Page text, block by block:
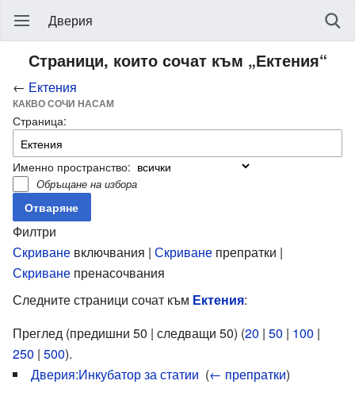
Дверия
Страници, които сочат към „Ектения“
← Ектения
КАКВО СОЧИ НАСАМ
Страница:
Именно пространство:
Обръщане на избора
Филтри
Скриване включвания | Скриване препратки |
Скриване пренасочвания
Следните страници сочат към Ектения:
Преглед (предишни 50 | следващи 50) (20 | 50 | 100 |
250 | 500).
Дверия:Инкубатор за статии (← препратки)